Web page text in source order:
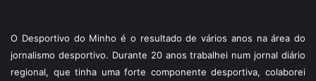
O Desportivo do Minho é o resultado de vários anos na área do
jornalismo desportivo. Durante 20 anos trabalhei num jornal diário
regional, que tinha uma forte componente desportiva, colaborei